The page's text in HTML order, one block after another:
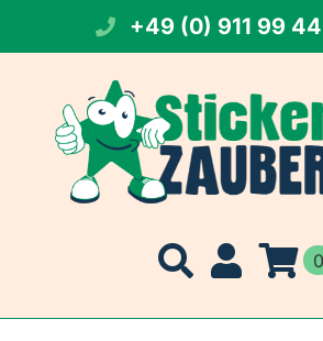
springen
+49 (0) 911 99
0